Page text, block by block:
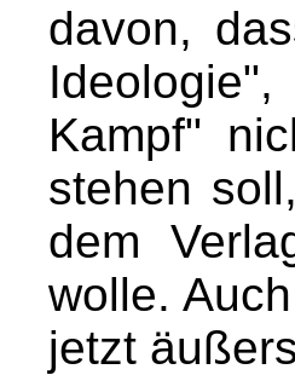
davon,
Kampf"
stehen
dem
wolle.
jetzt